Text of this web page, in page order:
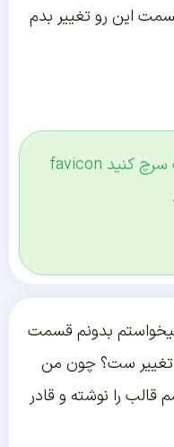
این رو تغییر بدم
سلام توی سایت سرچ کنید favicon
بدونم قسمت
تغییر ست؟ چون من
قالب را نوشته و قادر